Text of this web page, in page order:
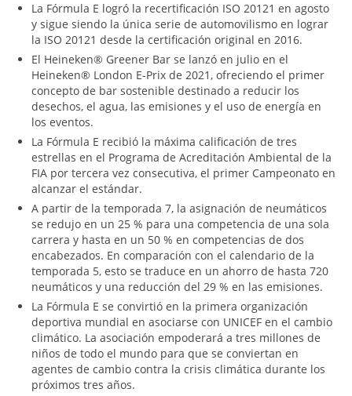
La Fórmula E logró la recertificación ISO 20121 en agosto
y sigue siendo la única serie de automovilismo en lograr
la ISO 20121 desde la certificación original en 2016.
El Heineken® Greener Bar se lanzó en julio en el
Heineken® London E-Prix de 2021, ofreciendo el primer
concepto de bar sostenible destinado a reducir los
desechos, el agua, las emisiones y el uso de energía en
los eventos.
La Fórmula E recibió la máxima calificación de tres
estrellas en el Programa de Acreditación Ambiental de la
FIA por tercera vez consecutiva, el primer Campeonato en
alcanzar el estándar.
A partir de la temporada 7, la asignación de neumáticos
se redujo en un 25 % para una competencia de una sola
carrera y hasta en un 50 % en competencias de dos
encabezados. En comparación con el calendario de la
temporada 5, esto se traduce en un ahorro de hasta 720
neumáticos y una reducción del 29 % en las emisiones.
La Fórmula E se convirtió en la primera organización
deportiva mundial en asociarse con UNICEF en el cambio
climático. La asociación empoderará a tres millones de
niños de todo el mundo para que se conviertan en
agentes de cambio contra la crisis climática durante los
próximos tres años.